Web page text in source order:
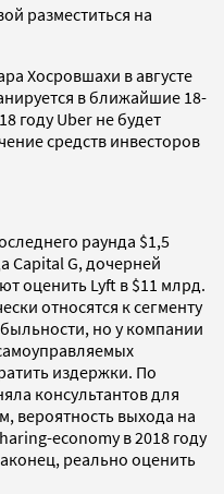
разместиться на
Хосровшахи в августе
в ближайшие 18-
году Uber не будет
средств инвесторов
раунда $1,5
Capital G, дочерней
оценить Lyft в $11 млрд.
относятся к сегменту
но у компании
издержки. По
консультантов для
вероятность выхода на
economy в 2018 году
реально оценить